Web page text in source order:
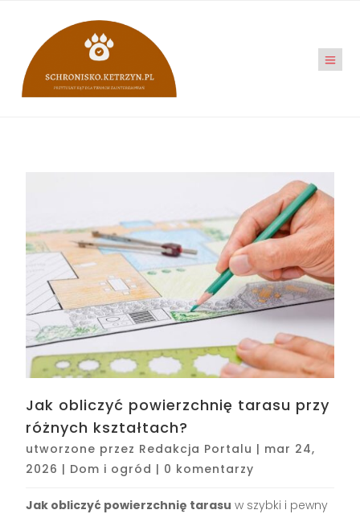
Jak obliczyć powierzchnię tarasu przy
różnych kształtach?
utworzone przez Redakcja Portalu | mar 24,
2026 | Dom i ogród | 0 komentarzy
Jak obliczyć powierzchnię tarasu w szybki i pewny